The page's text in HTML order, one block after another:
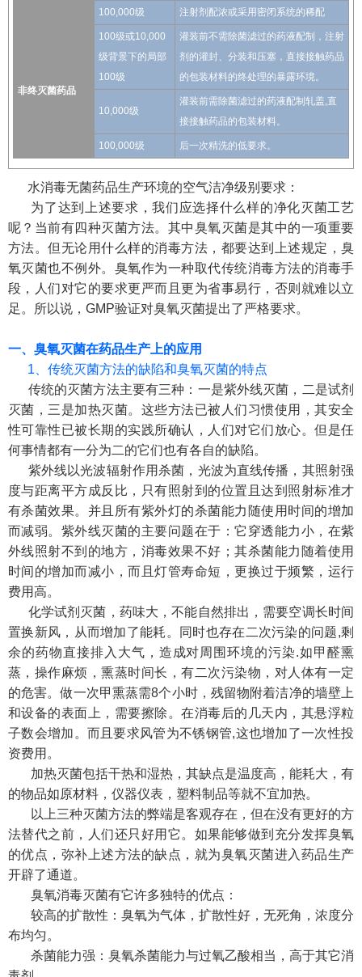
100,000级 注射剂配浓或采用密闭系统的稀配
非终灭菌药品
100级或10,000
级背景下的局部
100级
灌装前不需除菌滤过的药液配制，注射
剂的灌封、分装和压塞，直接接触药品
的包装材料的终处理的暴露环境。
10,000级
灌装前需除菌滤过的药液配制轧盖,直
接接触药品的包装材料。
100,000级 后一次精洗的低要求。
水消毒无菌药品生产环境的空气洁净级别要求：
为了达到上述要求，我们应选择什么样的净化灭菌工艺
呢？当前有四种灭菌方法。其中臭氧灭菌是其中的一项重要
方法。但无论用什么样的消毒方法，都要达到上述规定，臭
氧灭菌也不例外。臭氧作为一种取代传统消毒方法的消毒手
段，人们对它的要求更严而且更为省事易行，否则就难以立
足。所以说，GMP验证对臭氧灭菌提出了严格要求。
一、臭氧灭菌在药品生产上的应用
1、传统灭菌方法的缺陷和臭氧灭菌的特点
传统的灭菌方法主要有三种：一是紫外线灭菌，二是试剂
灭菌，三是加热灭菌。这些方法已被人们习惯使用，其安全
性可靠性已被长期的实践所确认，人们对它们放心。但是任
何事情都有一分为二的它们也有各自的缺陷。
紫外线以光波辐射作用杀菌，光波为直线传播，其照射强
度与距离平方成反比，只有照射到的位置且达到照射标准才
有杀菌效果。并且所有紫外灯的杀菌能力随使用时间的增加
而减弱。紫外线灭菌的主要问题在于：它穿透能力小，在紫
外线照射不到的地方，消毒效果不好；其杀菌能力随着使用
时间的增加而减小，而且灯管寿命短，更换过于频繁，运行
费用高。
化学试剂灭菌，药味大，不能自然排出，需要空调长时间
置换新风，从而增加了能耗。同时也存在二次污染的问题,剩
余的药物直接排入大气，造成对周围环境的污染.如甲醛熏
蒸，操作麻烦，熏蒸时间长，有二次污染物，对人体有一定
的危害。做一次甲熏蒸需8个小时，残留物附着洁净的墙壁上
和设备的表面上，需要擦除。在消毒后的几天内，其悬浮粒
子数会增加。而且要求风管为不锈钢管,这也增加了一次性投
资费用。
加热灭菌包括干热和湿热，其缺点是温度高，能耗大，有
的物品如原材料，仪器仪表，塑料制品等就不宜加热。
以上三种灭菌方法的弊端是客观存在，但在没有更好的方
法替代之前，人们还只好用它。如果能够做到充分发挥臭氧
的优点，弥补上述方法的缺点，就为臭氧灭菌进入药品生产
开辟了通道。
臭氧消毒灭菌有它许多独特的优点：
较高的扩散性：臭氧为气体，扩散性好，无死角，浓度分
布均匀。
杀菌能力强：臭氧杀菌能力与过氧乙酸相当，高于其它消